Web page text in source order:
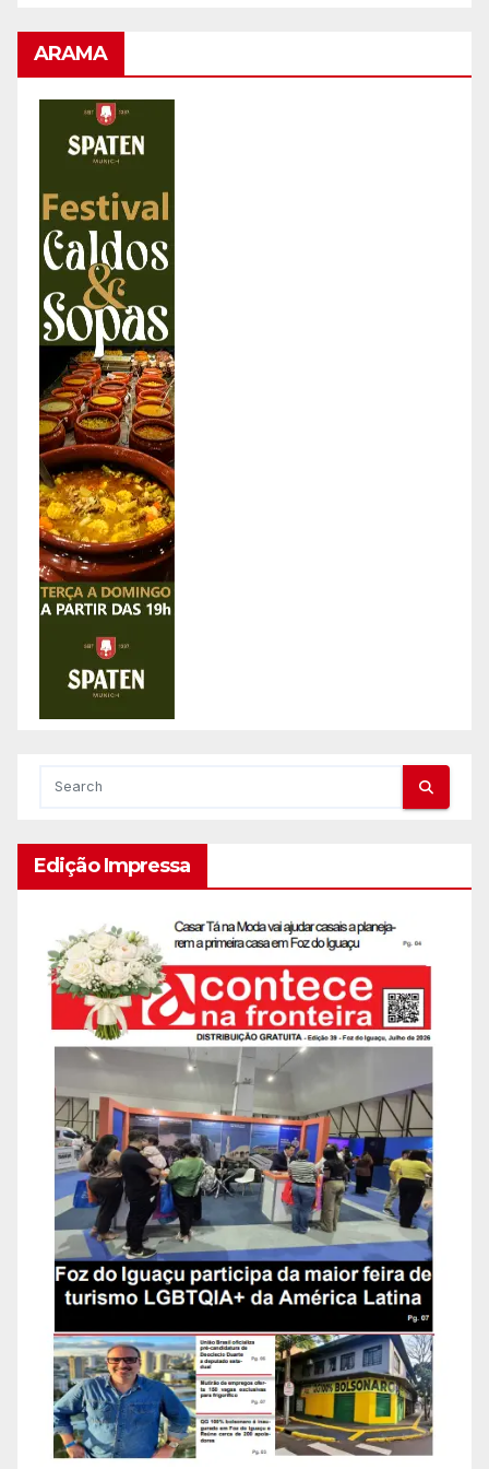
ARAMA
Edição Impressa